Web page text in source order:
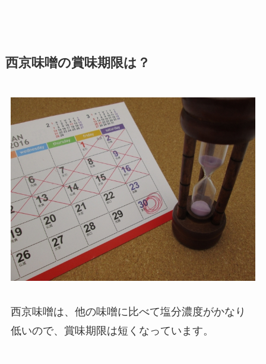
西京味噌の賞味期限は？
西京味噌は、 他の味噌に比べて塩分濃度がかなり
低いので、賞味期限は短くなっています。